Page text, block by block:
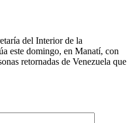
del Interior de la
este domingo, en Manatí, con
retornadas de Venezuela que